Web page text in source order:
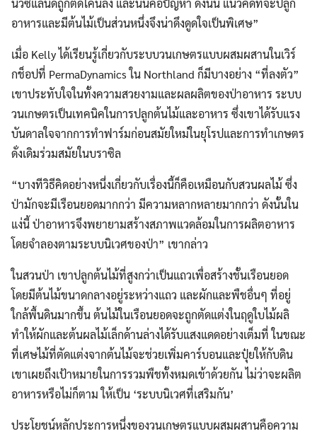
นิวซีแลนด์ถูกตัดโค่นลง และนั่นคือปัญหา ดังนั้น แนวคิดที่จะปลูก
อาหารและมีต้นไม้เป็นส่วนหนึ่งจึงน่าดึงดูดใจเป็นพิเศษ”
เมื่อ Kelly ได้เรียนรู้เกี่ยวกับระบบวนเกษตรแบบผสมผสานในเวิร์
กช็อปที่ PermaDynamics ใน Northland ก็มีบางอย่าง “ที่ลงตัว”
เขาประทับใจในทั้งความสวยงามและผลผลิตของป่าอาหาร ระบบ
วนเกษตรเป็นเทคนิคในการปลูกต้นไม้และอาหาร ซึ่งเขาได้รับแรง
บันดาลใจจากการทำฟาร์มก่อนสมัยใหม่ในยุโรปและการทำเกษตร
ดั่งเดิมร่วมสมัยในบราซิล
“บางทีวิธีคิดอย่างหนึ่งเกี่ยวกับเรื่องนี้ก็คือเหมือนกับสวนผลไม้ ซึ่ง
ป่ามักจะมีเรือนยอดมากกว่า มีความหลากหลายมากกว่า ดังนั้นใน
แง่นี้ ป่าอาหารจึงพยายามสร้างสภาพแวดล้อมในการผลิตอาหาร
โดยจำลองตามระบบนิเวศของป่า” เขากล่าว
ในสวนป่า เขาปลูกต้นไม้ที่สูงกว่าเป็นแถวเพื่อสร้างชั้นเรือนยอด
โดยมีต้นไม้ขนาดกลางอยู่ระหว่างแถว และผักและพืชอื่นๆ ที่อยู่
ใกล้พื้นดินมากขึ้น ต้นไม้ในเรือนยอดจะถูกตัดแต่งในฤดูใบไม้ผลิ
ทำให้ผักและต้นผลไม้เล็กด้านล่างได้รับแสงแดดอย่างเต็มที่ ในขณะ
ที่เศษไม้ที่ตัดแต่งจากต้นไม้จะช่วยเพิ่มคาร์บอนและปุ๋ยให้กับดิน
เขาเผยถึงเป้าหมายในการรวมพืชทั้งหมดเข้าด้วยกัน ไม่ว่าจะผลิต
อาหารหรือไม่ก็ตาม ให้เป็น ‘ระบบนิเวศที่เสริมกัน’
ประโยชน์หลักประการหนึ่งของวนเกษตรแบบผสมผสานคือความ